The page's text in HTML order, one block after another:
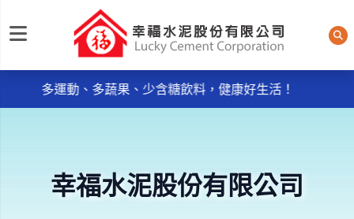
幸福水泥股份有限公司
每日規律運動30分鐘輕鬆做 天天我的餐盤6口訣餐餐吃，
多運動、多蔬果、少含糖飲料，健康好生活！
《品質政策》~ ● 服務週到：主動服務，消除客戶抱怨
每日規律運動30分鐘輕鬆做 天天我的餐盤6口訣餐餐吃，
幸福水泥股份有限公司